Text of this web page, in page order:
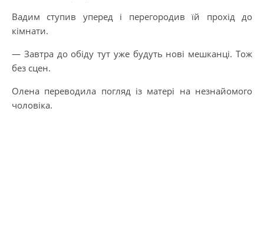
Вадим ступив уперед і перегородив їй прохід до
кімнати.
— Завтра до обіду тут уже будуть нові мешканці. Тож
без сцен.
Олена переводила погляд із матері на незнайомого
чоловіка.